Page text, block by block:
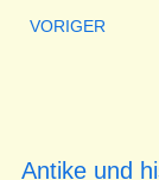
VORIGER
Antike und